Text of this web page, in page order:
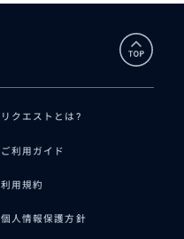
リクエストとは?
ご利用ガイド
利用規約
個人情報保護方針